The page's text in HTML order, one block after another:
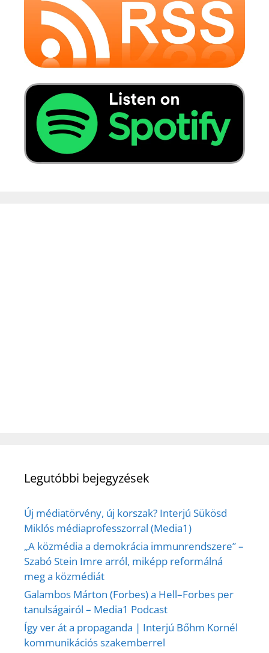
Legutóbbi bejegyzések
Új médiatörvény, új korszak? Interjú Sükösd
Miklós médiaprofesszorral (Media1)
„A közmédia a demokrácia immunrendszere” –
Szabó Stein Imre arról, miképp reformálná
meg a közmédiát
Galambos Márton (Forbes) a Hell–Forbes per
tanulságairól – Media1 Podcast
Így ver át a propaganda | Interjú Bőhm Kornél
kommunikációs szakemberrel